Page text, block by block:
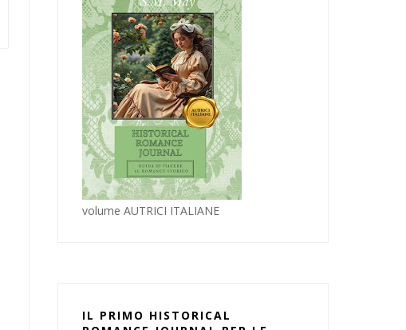
volume AUTRICI ITALIANE
IL PRIMO HISTORICAL